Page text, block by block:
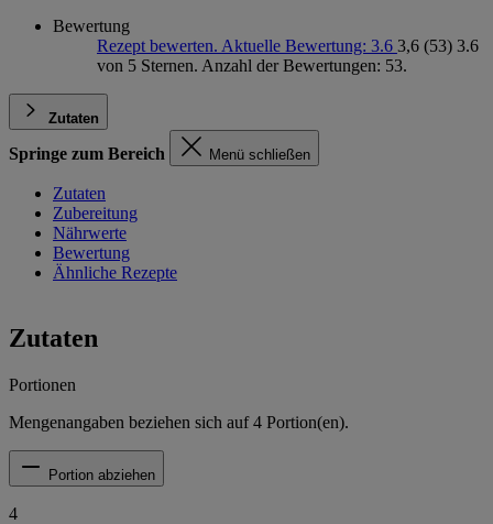
Bewertung
Rezept bewerten. Aktuelle Bewertung: 3.6 3,6 (53) 3.6
von 5 Sternen. Anzahl der Bewertungen: 53.
Zutaten
Springe zum Bereich Menü schließen
Zutaten
Zubereitung
Nährwerte
Bewertung
Ähnliche Rezepte
Zutaten
Portionen
Mengenangaben beziehen sich auf4 Portion(en).
Portion abziehen
4